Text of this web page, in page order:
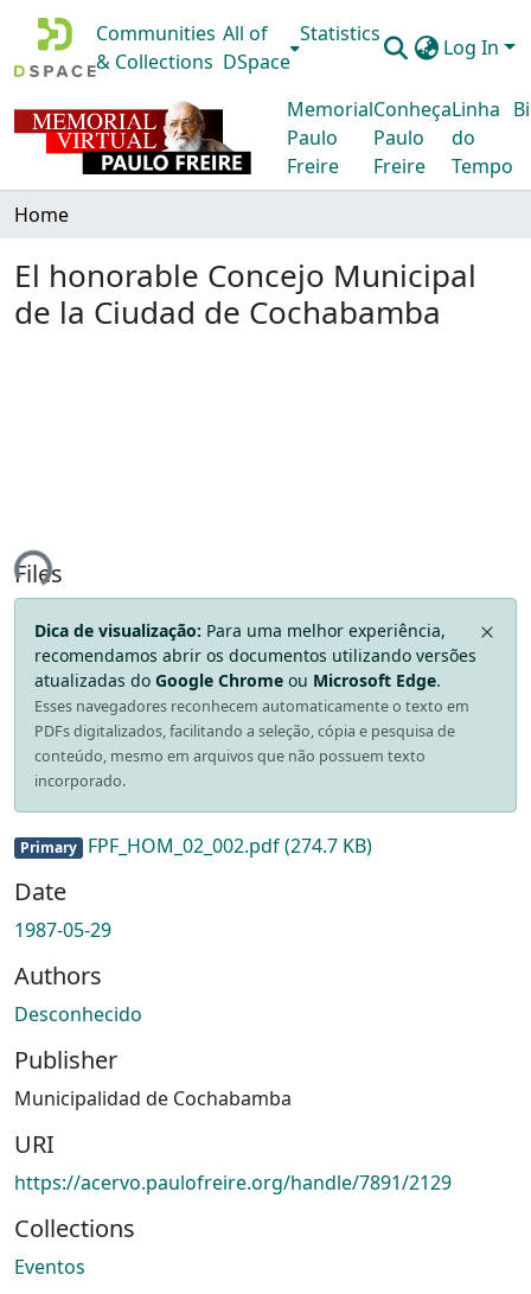
Communities
& Collections
All of
DSpace
Statistics
Log In
Memorial
Paulo
Freire
Conheça
Paulo
Freire
Linha
do
Tempo
Home
El honorable Concejo Municipal
de la Ciudad de Cochabamba
Files
Dica de visualização: Para uma melhor experiência,
recomendamos abrir os documentos utilizando versões
atualizadas do Google Chrome ou Microsoft Edge.
Esses navegadores reconhecem automaticamente o texto em
PDFs digitalizados, facilitando a seleção, cópia e pesquisa de
conteúdo, mesmo em arquivos que não possuem texto
incorporado.
Primary FPF_HOM_02_002.pdf(274.7 KB)
Date
1987-05-29
Authors
Desconhecido
Publisher
Municipalidad de Cochabamba
URI
https://acervo.paulofreire.org/handle/7891/2129
Collections
Eventos